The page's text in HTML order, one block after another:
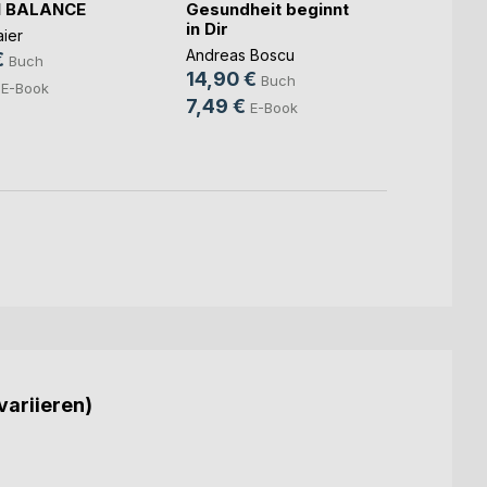
BALANCE
Buch
E-Book
Gesundheit beginnt
in Dir
Andreas Boscu
14,90 € Buch
7,49 € E-Book